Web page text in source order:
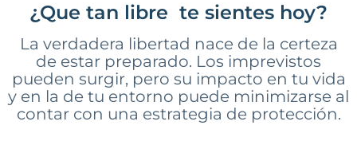
¿Que tan libre te sientes hoy?
La verdadera libertad nace de la certeza
de estar preparado. Los imprevistos
pueden surgir, pero su impacto en tu vida
y en la de tu entorno puede minimizarse al
contar con una estrategia de protección.